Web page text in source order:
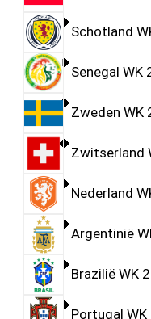
Schotland
Senegal
Zweden
Zwitserland
Nederland
Argentinië
Brazilië WK
Portugal